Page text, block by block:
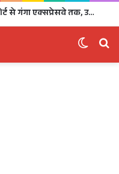
Dhami Cabinet Decisions: हाईकोर्ट से गंगा एक्सप्रेसवे तक, उत्तराखंड कैबिनेट के बड़े फैसले Click